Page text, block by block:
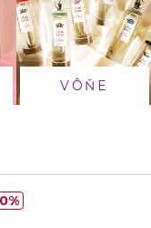
VÔŇE